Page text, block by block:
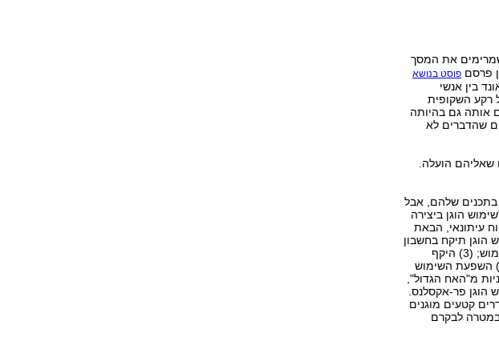
20. לפעמים, כשמרימים את המסך
פרסם פוסט בנושא
בין אנשי
רקע השקופית
אותה גם בהיותה
שהדברים לא
הועלה.
בתכנים שלהם, אבל
הוגן ביצירה
עיתונאי, הבאת
הוגן תיקח בחשבון
את "(1) מטרת השימוש ואופיו; (2) אופי היצירה שבה נעשה השימוש; (3) היקף
מבחינה איכותית וכמותית, ביחס ליצירה בשלמותה; (4) השפעת השימוש
היצירה ועל השוק הפוטנציאלי שלה". קטע של 37 שניות מ"האח הגדול",
הוגן פר-אקסלנס.
קטעים מוגנים
במטרה לבקרם